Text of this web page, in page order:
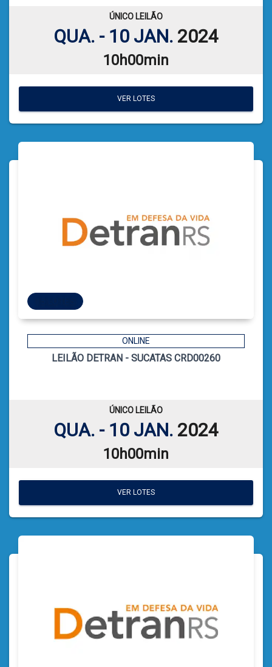
ÚNICO LEILÃO
QUA. - 10 JAN. 2024
10h00min
VER LOTES
VER PLANILHA DE LEILÃO
VER LOTES
ONLINE
LEILÃO DETRAN - SUCATAS CRD00260
ÚNICO LEILÃO
QUA. - 10 JAN. 2024
10h00min
VER LOTES
CÓDIGO
6
VER PLANILHA DE LEILÃO
VER LOTES